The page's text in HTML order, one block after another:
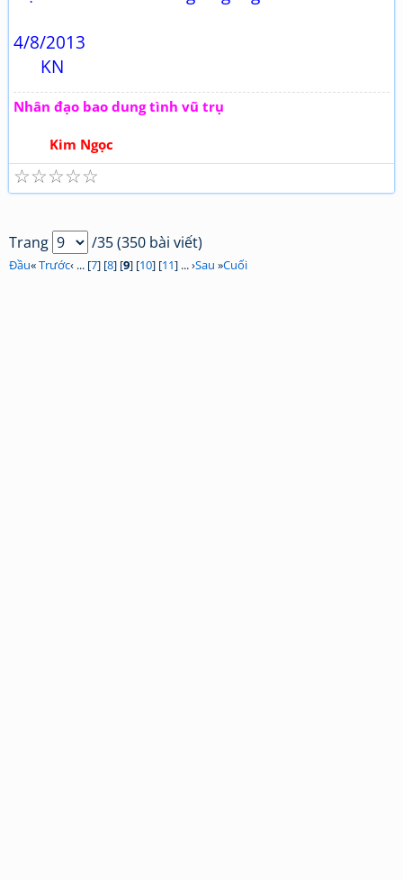
4/8/2013
KN
Nhân đạo bao dung tình vũ trụ
Kim Ngọc
☆
☆
☆
☆
☆
Trang /35 (350 bài viết)
Đầu«Trước‹ ... [7] [8] [9] [10] [11] ... ›Sau »Cuối